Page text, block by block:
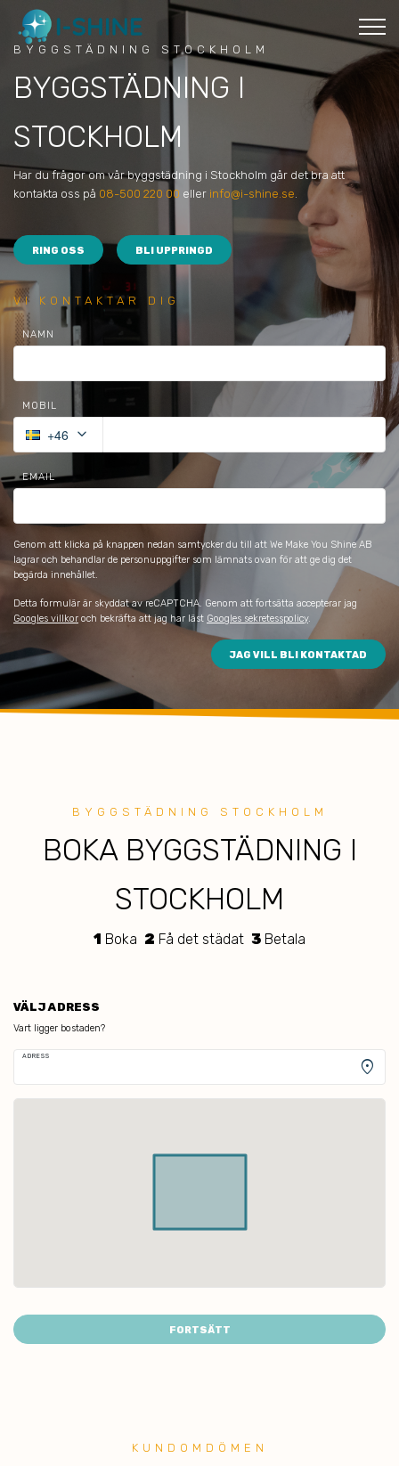
BYGGSTÄDNING STOCKHOLM
BYGGSTÄDNING I
STOCKHOLM
Har du frågor om vår byggstädning i Stockholm går det bra att
kontakta oss på 08-500 220 00 eller info@i-shine.se.
RING OSS BLI UPPRINGD
VI KONTAKTAR DIG
NAMN
MOBIL
+46 keyboard_arrow_down
EMAIL
Genom att klicka på knappen nedan samtycker du till att We Make You Shine AB
lagrar och behandlar de personuppgifter som lämnats ovan för att ge dig det
begärda innehållet.
Detta formulär är skyddat av reCAPTCHA. Genom att fortsätta accepterar jag
Googles villkor och bekräfta att jag har läst Googles sekretesspolicy.
JAG VILL BLI KONTAKTAD
BYGGSTÄDNI NG STOCKHOLM
BOKA BYGGSTÄDNING I
STOCKHOLM
1 Boka 2 Få det städat 3 Betala
VÄLJ ADRESS
Vart ligger bostaden?
ADRESS
location_on
FORTSÄTT
KUNDOMDÖMEN